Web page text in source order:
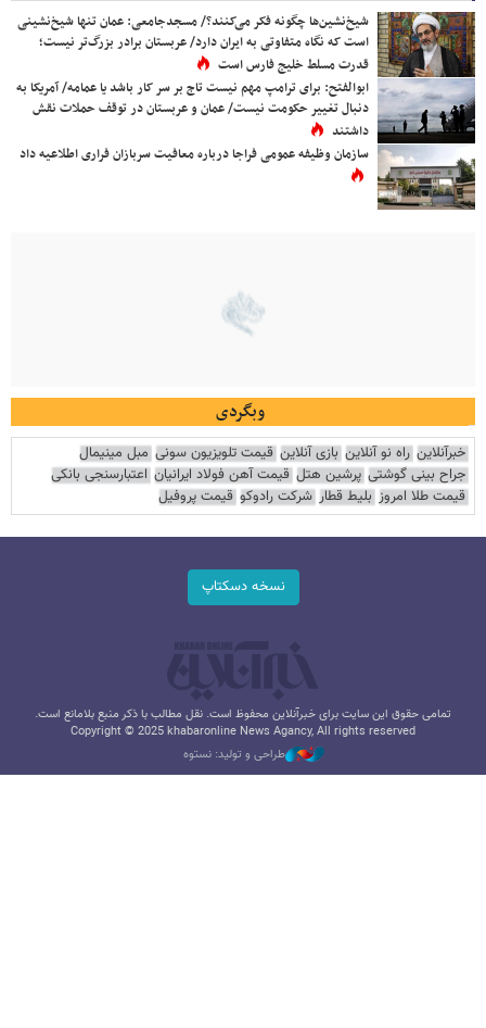
شیخ‌نشین‌ها چگونه فکر می‌کنند؟/ مسجدجامعی: عمان تنها شیخ‌نشینی
است که نگاه متفاوتی به ایران دارد/ عربستان برادر بزرگ‌تر نیست؛
قدرت مسلط خلیج فارس است
ابوالفتح: برای ترامپ مهم نیست تاج بر سر کار باشد یا عمامه/ آمریکا به
دنبال تغییر حکومت نیست/ عمان و عربستان در توقف حملات نقش
داشتند
سازمان وظیفه عمومی فراجا درباره معافیت سربازان فراری اطلاعیه داد
وبگردی
خبرآنلاین راه نو آنلاین بازی آنلاین قیمت تلویزیون سونی مبل مینیمال
جراح بینی گوشتی پرشین هتل قیمت آهن فولاد ایرانیان اعتبارسنجی بانکی
قیمت طلا امروز بلیط قطار شرکت رادوکو قیمت پروفیل
نسخه دسکتاپ
تمامی حقوق این سایت برای خبرآنلاین محفوظ است. نقل مطالب با ذکر منبع بلامانع است.
Copyright © 2025 khabaronline News Agancy, All rights reserved
طراحی و تولید: نستوه